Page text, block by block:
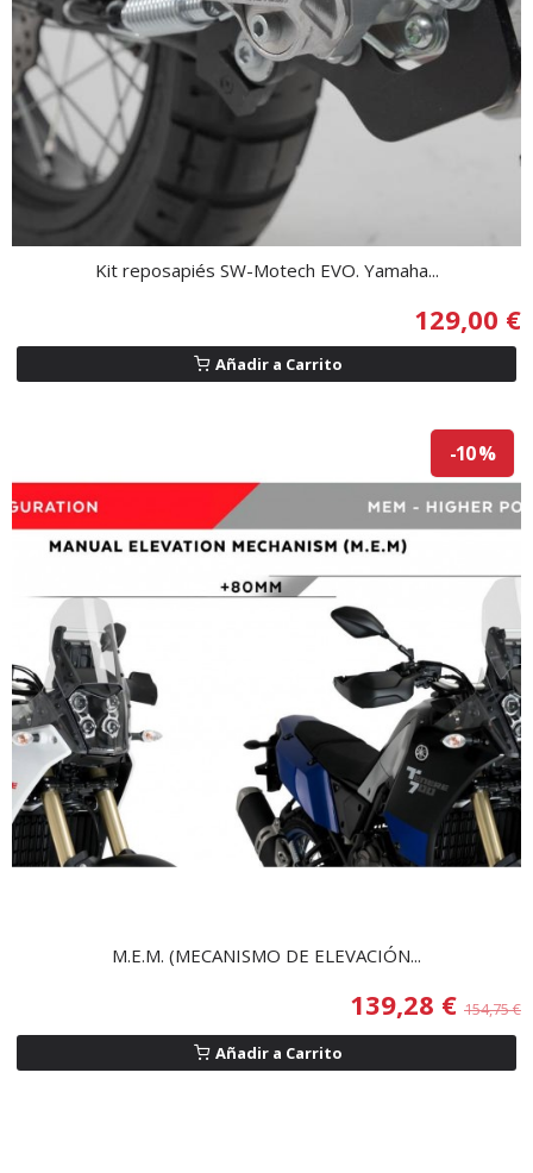
Kit reposapiés SW-Motech EVO. Yamaha...
129,00 €
Añadir a Carrito
-10 %
M.E.M. (MECANISMO DE ELEVACIÓN...
139,28 € 154,75 €
Añadir a Carrito